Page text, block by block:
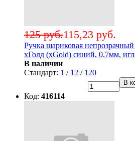
115,23 руб.
125 руб.
Ручка шариковая
хГолд (xGold) синий, 0,7мм,
В наличии
Стандарт: 1 / 12 / 120
В
Код: 416114